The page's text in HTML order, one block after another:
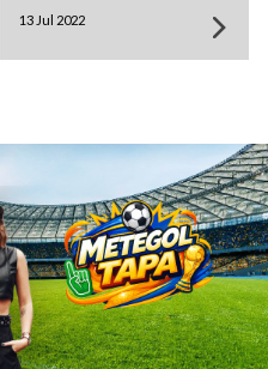
13 Jul 2022